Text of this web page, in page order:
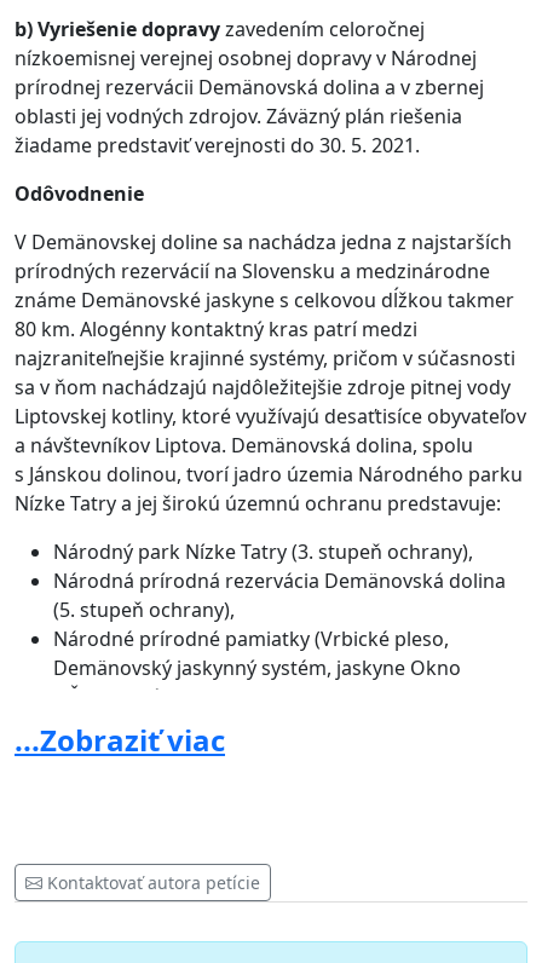
b) Vyriešenie dopravyzavedením celoročnej
nízkoemisnej verejnej osobnej dopravy v Národnej
prírodnej rezervácii Demänovská dolina a v zbernej
oblasti jej vodných zdrojov. Záväzný plán riešenia
žiadame predstaviť verejnosti do 30. 5. 2021.
Odôvodnenie
V Demänovskej doline sa nachádza jedna z najstarších
prírodných rezervácií na Slovensku a medzinárodne
známe Demänovské jaskyne s celkovou dĺžkou takmer
80 km. Alogénny kontaktný kras patrí medzi
najzraniteľnejšie krajinné systémy, pričom v súčasnosti
sa v ňom nachádzajú najdôležitejšie zdroje pitnej vody
Liptovskej kotliny, ktoré využívajú desaťtisíce obyvateľov
a návštevníkov Liptova. Demänovská dolina, spolu
s Jánskou dolinou, tvorí jadro územia Národného parku
Nízke Tatry a jej širokú územnú ochranu predstavuje:
Národný park Nízke Tatry (3. stupeň ochrany),
Národná prírodná rezervácia Demänovská dolina
(5. stupeň ochrany),
Národné prírodné pamiatky (Vrbické pleso,
Demänovský jaskynný systém, jaskyne Okno
a Štefanová),
Ochranné pásmo NPP Demänovské jaskyne a OP
NPP Vrbické pleso (4. stupeň ochrany),
2000,
Mokrade medzinárodného významu – lokalita
...Zobraziť viac
Kontaktovať autora petície